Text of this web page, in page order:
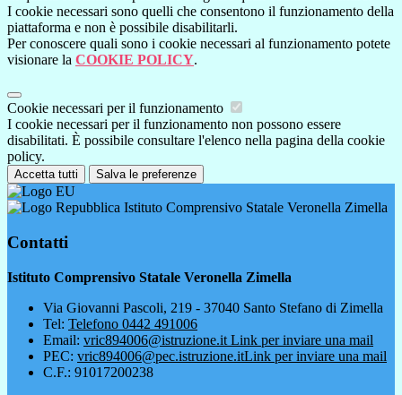
I cookie necessari sono quelli che consentono il funzionamento della
piattaforma e non è possibile disabilitarli.
Per conoscere quali sono i cookie necessari al funzionamento potete
visionare la COOKIE POLICY.
Cookie necessari per il funzionamento
I cookie necessari per il funzionamento non possono essere
disabilitati. È possibile consultare l'elenco nella pagina della cookie
policy.
Accetta tutti Salva le preferenze
Istituto Comprensivo Statale Veronella Zimella
Contatti
Istituto Comprensivo Statale Veronella Zimella
Via Giovanni Pascoli, 219 - 37040 Santo Stefano di Zimella
Tel: Telefono 0442 491006
Email: vric894006@istruzione.it Link per inviare una mail
PEC: vric894006@pec.istruzione.itLink per inviare una mail
C.F.: 91017200238